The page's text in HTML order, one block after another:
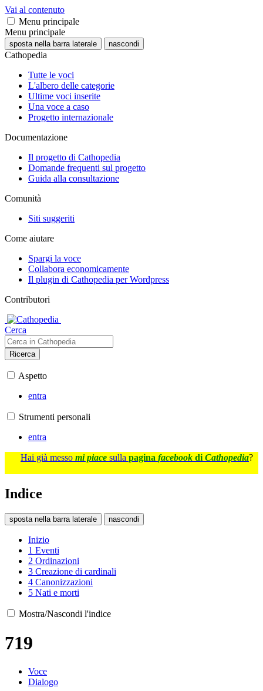
Vai al contenuto
Menu principale
Menu principale
sposta nella barra laterale nascondi
Cathopedia
Tutte le voci
L'albero delle categorie
Ultime voci inserite
Una voce a caso
Progetto internazionale
Documentazione
Il progetto di Cathopedia
Domande frequenti sul progetto
Guida alla consultazione
Comunità
Siti suggeriti
Come aiutare
Spargi la voce
Collabora economicamente
Il plugin di Cathopedia per Wordpress
Contributori
Cerca
Ricerca
Aspetto
entra
Strumenti personali
entra
Hai già messo mi piace sulla pagina facebook di Cathopedia?
Indice
sposta nella barra laterale nascondi
Inizio
1 Eventi
2 Ordinazioni
3 Creazione di cardinali
4 Canonizzazioni
5 Nati e morti
Mostra/Nascondi l'indice
719
Voce
Dialogo